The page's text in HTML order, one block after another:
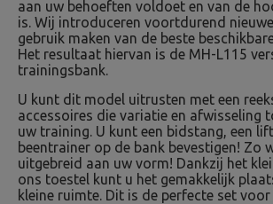
aan uw behoeften voldoet en van de
is. Wij introduceren voortdurend
gebruik maken van de beste
Het resultaat hiervan is de MH-L115
trainingsbank.
U kunt dit model uitrusten met een
accessoires die variatie en afwisseling
uw training. U kunt een bidstang, een
beentrainer op de bank bevestigen! Zo
uitgebreid aan uw vorm! Dankzij het
ons toestel kunt u het gemakkelijk
kleine ruimte. Dit is de perfecte set